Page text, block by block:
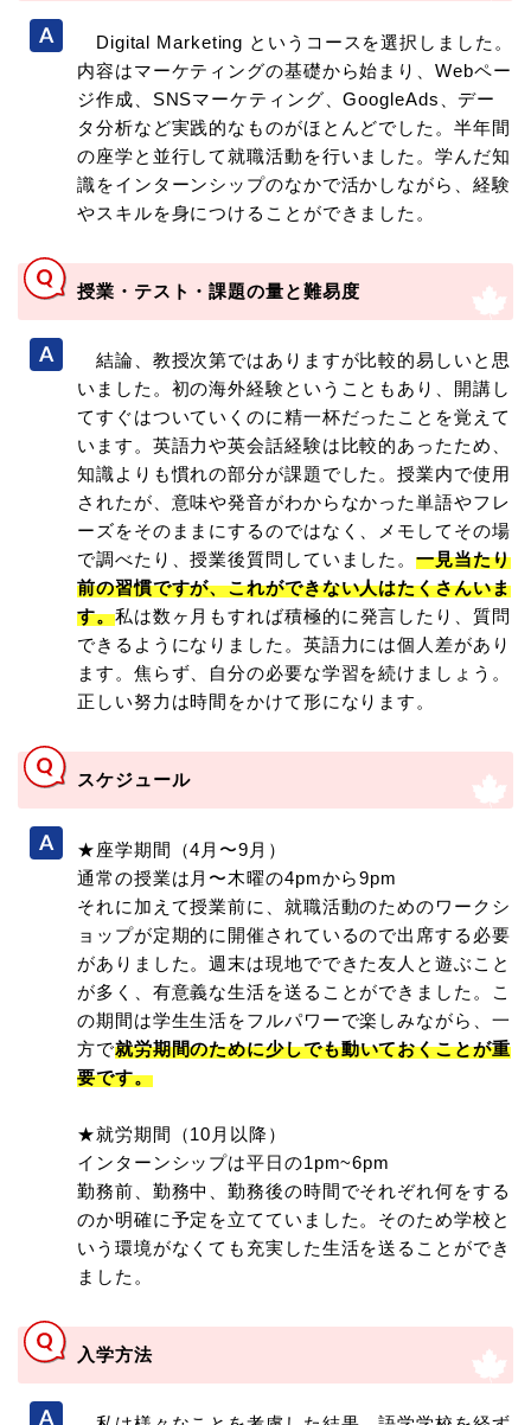
Digital Marketing というコースを選択しました。
内容はマーケティングの基礎から始まり、Webペー
ジ作成、SNSマーケティング、GoogleAds、デー
タ分析など実践的なものがほとんどでした。半年間
の座学と並行して就職活動を行いました。学んだ知
識をインターンシップのなかで活かしながら、経験
やスキルを身につけることができました。
授業・テスト・課題の量と難易度
結論、教授次第ではありますが比較的易しいと思
いました。初の海外経験ということもあり、開講し
てすぐはついていくのに精一杯だったことを覚えて
います。英語力や英会話経験は比較的あったため、
知識よりも慣れの部分が課題でした。授業内で使用
されたが、意味や発音がわからなかった単語やフレ
ーズをそのままにするのではなく、メモしてその場
で調べたり、授業後質問していました。一見当たり
前の習慣ですが、これができない人はたくさんいま
す。私は数ヶ月もすれば積極的に発言したり、質問
できるようになりました。英語力には個人差があり
ます。焦らず、自分の必要な学習を続けましょう。
正しい努力は時間をかけて形になります。
スケジュール
★座学期間（4月〜9月）
通常の授業は月〜木曜の4pmから9pm
それに加えて授業前に、就職活動のためのワークシ
ョップが定期的に開催されているので出席する必要
がありました。週末は現地でできた友人と遊ぶこと
が多く、有意義な生活を送ることができました。こ
の期間は学生生活をフルパワーで楽しみながら、一
方で就労期間のために少しでも動いておくことが重
要です。
★就労期間（10月以降）
インターンシップは平日の1pm~6pm
勤務前、勤務中、勤務後の時間でそれぞれ何をする
のか明確に予定を立てていました。そのため学校と
いう環境がなくても充実した生活を送ることができ
ました。
入学方法